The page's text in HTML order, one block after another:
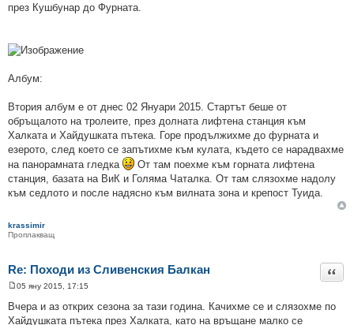
през Кушбунар до Фурната.
Албум:
Втория албум е от днес 02 Януари 2015. Стартът беше от
обръщалото на тролеите, през долната лифтена станция към
Халката и Хайдушката пътека. Горе продължихме до фурната и
езерото, след което се запътихме към кулата, където се нарадвахме
на панорамната гледка
От там поехме към горната лифтена
станция, базата на ВиК и Голяма Чаталка. От там слязохме надолу
към седлото и после надясно към вилната зона и крепост Туида.
krassimir
Проплакващ
Re: Походи из Сливенския Балкан
е
н
05 яну 2015, 17:15
Вчера и аз открих сезона за тази година. Качихме се и слязохме по
Хайдушката пътека през Халката, като на връщане малко се